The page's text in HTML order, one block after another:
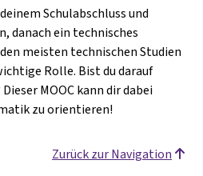
Schulabschluss und
danach ein technisches
meisten technischen Studien
Rolle. Bist du darauf
MOOC kann dir dabei
zu orientieren!
Zurück zur Navigation